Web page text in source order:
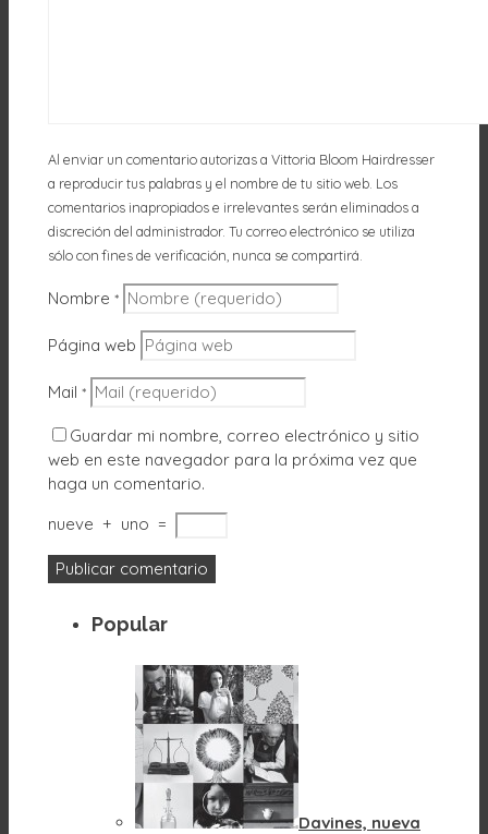
Al enviar un comentario autorizas a Vittoria Bloom Hairdresser
a reproducir tus palabras y el nombre de tu sitio web. Los
comentarios inapropiados e irrelevantes serán eliminados a
discreción del administrador. Tu correo electrónico se utiliza
sólo con fines de verificación, nunca se compartirá.
Nombre *
Página web
Mail *
Guardar mi nombre, correo electrónico y sitio
web en este navegador para la próxima vez que
haga un comentario.
nueve + uno =
Popular
Davines, nueva